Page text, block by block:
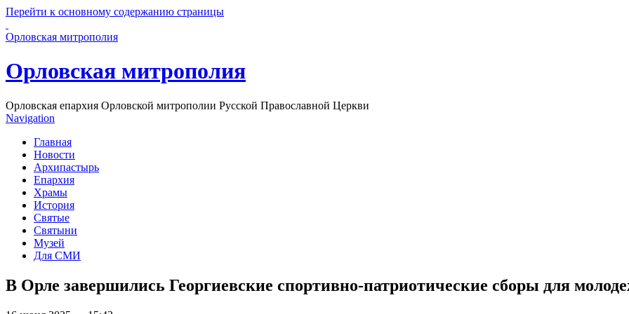
Перейти к основному содержанию страницы
Орловская митрополия
Орловская митрополия
Орловская епархия Орловской митрополии Русской Православной Церкви
Navigation
Главная
Новости
Архипастырь
Епархия
Храмы
История
Святые
Святыни
Музей
Для СМИ
В Орле завершились Георгиевские спортивно-патриотические сборы для